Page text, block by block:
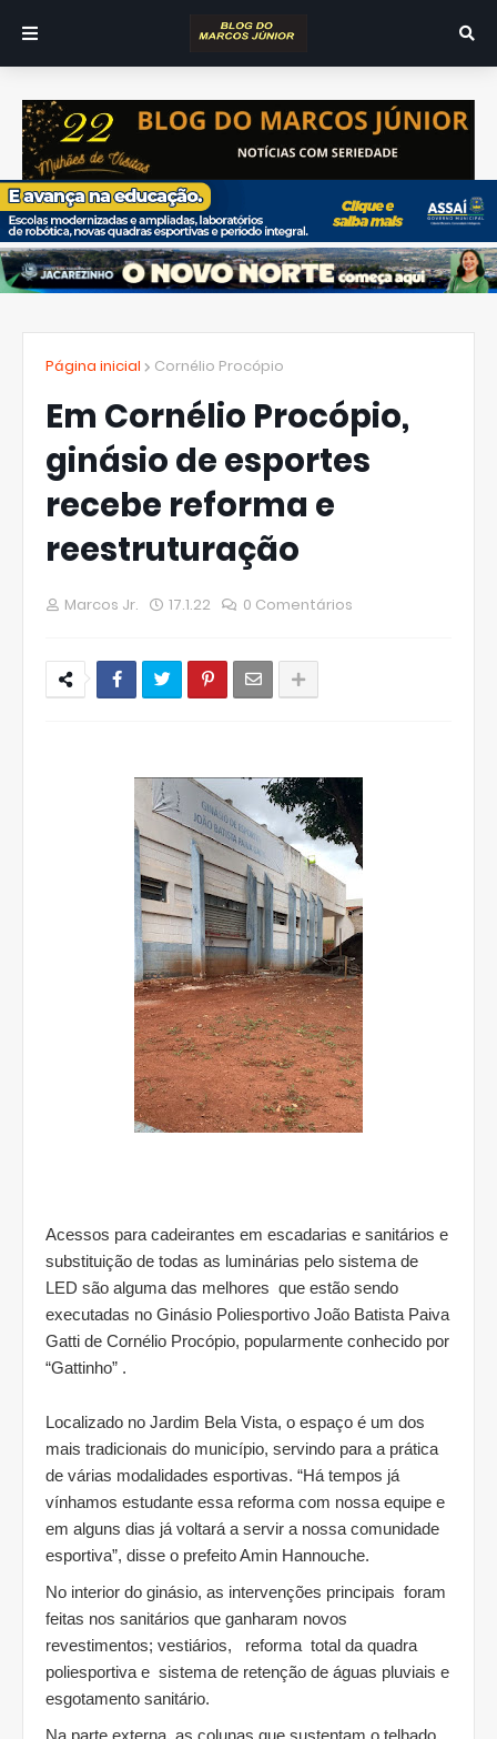
Página inicial Cornélio Procópio
Em Cornélio Procópio,
ginásio de esportes
recebe reforma e
reestruturação
Marcos Jr. 17.1.22 0 Comentários
Acessos para cadeirantes em escadarias e sanitários e
substituição de todas as luminárias pelo sistema de
LED são alguma das melhores que estão sendo
executadas no Ginásio Poliesportivo João Batista Paiva
Gatti de Cornélio Procópio, popularmente conhecido por
“Gattinho” .
Localizado no Jardim Bela Vista, o espaço é um dos
mais tradicionais do município, servindo para a prática
de várias modalidades esportivas. “Há tempos já
vínhamos estudante essa reforma com nossa equipe e
em alguns dias já voltará a servir a nossa comunidade
esportiva”, disse o prefeito Amin Hannouche.
No interior do ginásio, as intervenções principais foram
feitas nos sanitários que ganharam novos
revestimentos; vestiários, reforma total da quadra
poliesportiva e sistema de retenção de águas pluviais e
esgotamento sanitário.